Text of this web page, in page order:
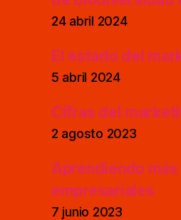
24 abril 2024
El estado del
5 abril 2024
Cifras del
2 agosto 2023
Aprendiendo
empresariales
7 junio 2023